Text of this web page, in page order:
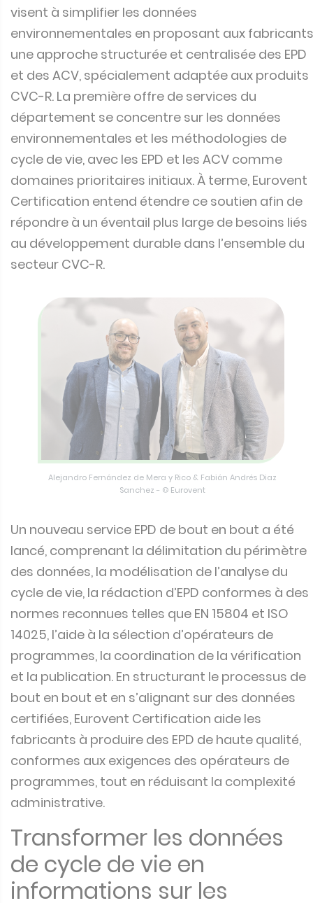
visent à simplifier les données
environnementales en proposant aux fabricants
une approche structurée et centralisée des EPD
et des ACV, spécialement adaptée aux produits
CVC-R. La première offre de services du
département se concentre sur les données
environnementales et les méthodologies de
cycle de vie, avec les EPD et les ACV comme
domaines prioritaires initiaux. À terme, Eurovent
Certification entend étendre ce soutien afin de
répondre à un éventail plus large de besoins liés
au développement durable dans l’ensemble du
secteur CVC-R.
Alejandro Fernández de Mera y Rico & Fabián Andrés Diaz
Sanchez - © Eurovent
Un nouveau service EPD de bout en bout a été
lancé, comprenant la délimitation du périmètre
des données, la modélisation de l’analyse du
cycle de vie, la rédaction d’EPD conformes à des
normes reconnues telles que EN 15804 et ISO
14025, l’aide à la sélection d’opérateurs de
programmes, la coordination de la vérification
et la publication. En structurant le processus de
bout en bout et en s’alignant sur des données
certifiées, Eurovent Certification aide les
fabricants à produire des EPD de haute qualité,
conformes aux exigences des opérateurs de
programmes, tout en réduisant la complexité
administrative.
Transformer les données
de cycle de vie en
informations sur les